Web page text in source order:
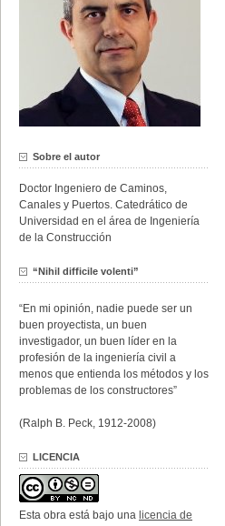
Sobre el autor
Doctor Ingeniero de Caminos,
Canales y Puertos. Catedrático de
Universidad en el área de Ingeniería
de la Construcción
“Nihil difficile volenti”
“En mi opinión, nadie puede ser un
buen proyectista, un buen
investigador, un buen líder en la
profesión de la ingeniería civil a
menos que entienda los métodos y los
problemas de los constructores”
(Ralph B. Peck, 1912-2008)
LICENCIA
Esta obra está bajo una licencia de